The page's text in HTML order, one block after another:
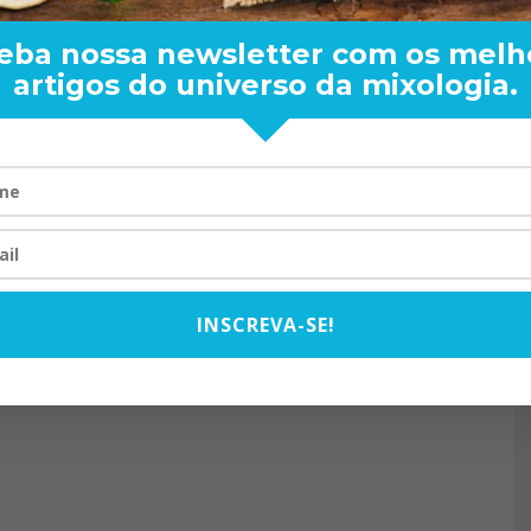
RAND BARTENDER: DE
VISTA PARA O MUNDO
nossa newsletter com os
artigos do universo da mixologia.
INSCREVA-SE!